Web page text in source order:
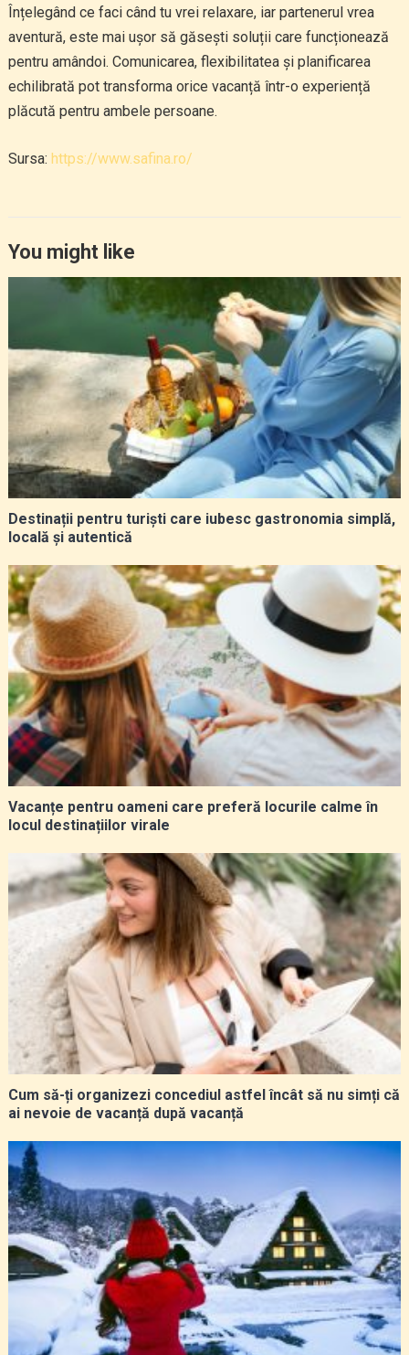
Înțelegând ce faci când tu vrei relaxare, iar partenerul vrea
aventură, este mai ușor să găsești soluții care funcționează
pentru amândoi. Comunicarea, flexibilitatea și planificarea
echilibrată pot transforma orice vacanță într-o experiență
plăcută pentru ambele persoane.
Sursa: https://www.safina.ro/
You might like
Destinații pentru turiști care iubesc gastronomia simplă,
locală și autentică
Vacanțe pentru oameni care preferă locurile calme în
locul destinațiilor virale
Cum să-ți organizezi concediul astfel încât să nu simți că
ai nevoie de vacanță după vacanță